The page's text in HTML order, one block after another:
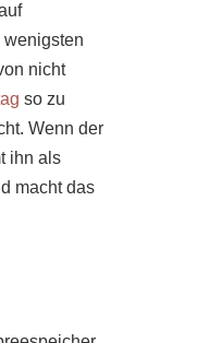
wenigsten
nicht
so zu
Wenn der
ihn als
macht das